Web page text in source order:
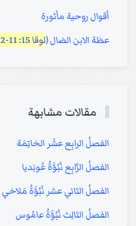
أقوال روحية مأثورة
عظة الابن الضال (لوقا 15: 11-32
مقالات مشابهة
الفصلُ الرابِع عشَر الخاتِمَة
الفصلُ الرَّابِع نُبُوَّةُ عُوبَديا
الفصلُ الثاني عشر نُبُوَّةُ مَلاخي
الفصلُ الثالِث نُبُوَّةُ عامُوس